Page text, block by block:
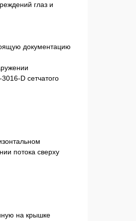
глаз и
документацию
D сетчатого
потока сверху
на крышке